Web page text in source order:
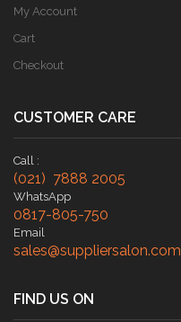
My Account
Cart
Checkout
CUSTOMER CARE
Call :
(021) 7888 2005
WhatsApp
0817-805-750
Email
sales@suppliersalon.com
FIND US ON